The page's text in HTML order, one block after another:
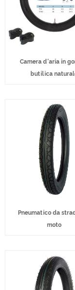
Camera d'aria in
butilica
Pneumatico da
moto